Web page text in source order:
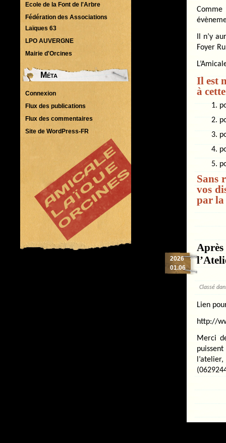
Il n’y
Foyer
Il est
à
Sans
vos
par la
2026
01.06
Classé
Lien
http://
Merci
Ecole de la Font de l'Arbre
Fédération des Associations
Laïques 63
LPO AUVERGNE
Mairie d'Orcines
Méta
Connexion
Flux des publications
Flux des commentaires
Site de WordPress-FR